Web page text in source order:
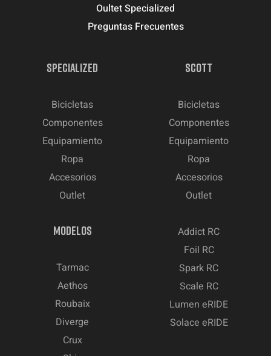
Oultet Specialized
Preguntas Frecuentes
SPECIALIZED
Bicicletas
Componentes
Equipamiento
Ropa
Accesorios
Outlet
SCOTT
Bicicletas
Componentes
Equipamiento
Ropa
Accesorios
Outlet
MODELOS
Tarmac
Aethos
Roubaix
Diverge
Crux
Addict RC
Foil RC
Spark RC
Scale RC
Lumen eRIDE
Solace eRIDE